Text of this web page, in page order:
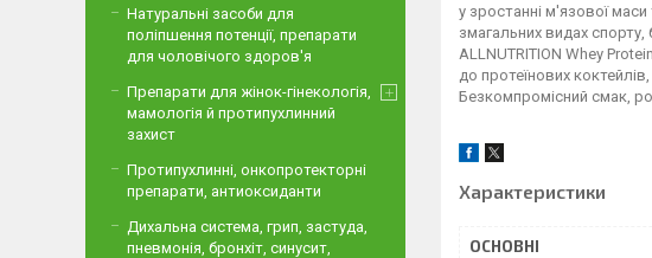
у зростанні м'язової
змагальних видах спорту,
ALLNUTRITION Whey
до протеїнових
Безкомпромісний смак,
Характеристики
ОСНОВНІ
Натуральні засоби для
поліпшення потенції, препарати
для чоловічого здоров'я
Препарати для жінок-гінекологія,
мамологія й протипухлинний
захист
Протипухлинні, онкопротекторні
препарати, антиоксиданти
Дихальна система, грип, застуда,
пневмонія, бронхіт, синусит,